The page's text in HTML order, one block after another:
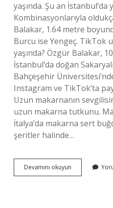
yaşında. Şu an İstanbul’da
Kombinasyonlarıyla
Balakar, 1.64 metre
Burcu ise Yengeç. TikTok
yaşında? Özgür Balakar,
İstanbul’da doğan
Bahçeşehir
Instagram ve TikTok’ta
Uzun makarnanın
uzun makarna tutkunu.
İtalya’da makarna sert
şeritler halinde…
Devamını okuyun
Makarnanın